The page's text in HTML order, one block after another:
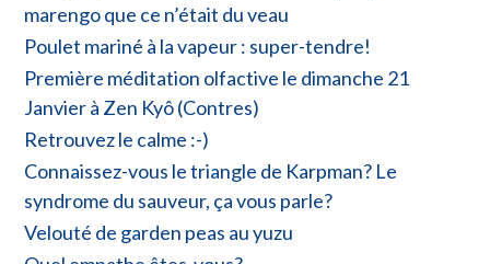
marengo que ce n’était du veau
Poulet mariné à la vapeur : super-tendre!
Première méditation olfactive le dimanche 21
Janvier à Zen Kyô (Contres)
Retrouvez le calme :-)
Connaissez-vous le triangle de Karpman? Le
syndrome du sauveur, ça vous parle?
Velouté de garden peas au yuzu